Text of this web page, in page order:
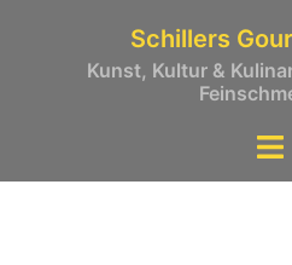
Schillers
Kunst, Kultur &